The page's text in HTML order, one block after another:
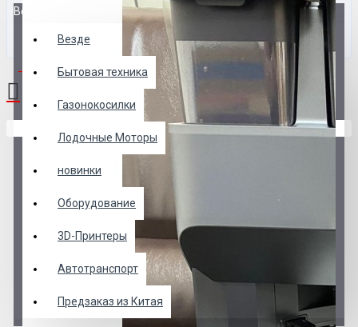
Везде
Везде
Бытовая техника
Газонокосилки
Лодочные Моторы
новинки
Оборудование
3D-Принтеры
Автотранспорт
Предзаказ из Китая
0 товар(ов) - 0 р.